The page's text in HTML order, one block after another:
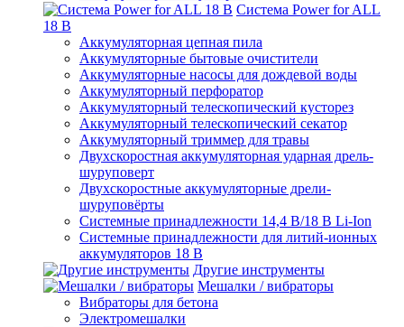
Система Power for ALL
18 В
Аккумуляторная цепная пила
Аккумуляторные бытовые очистители
Аккумуляторные насосы для дождевой воды
Аккумуляторный перфоратор
Аккумуляторный телескопический кусторез
Аккумуляторный телескопический секатор
Аккумуляторный триммер для травы
Двухскоростная аккумуляторная ударная дрель-
шуруповерт
Двухскоростные аккумуляторные дрели-
шуруповёрты
Системные принадлежности 14,4 В/18 В Li-Ion
Системные принадлежности для литий-ионных
аккумуляторов 18 В
Другие инструменты
Мешалки / вибраторы
Вибраторы для бетона
Электромешалки